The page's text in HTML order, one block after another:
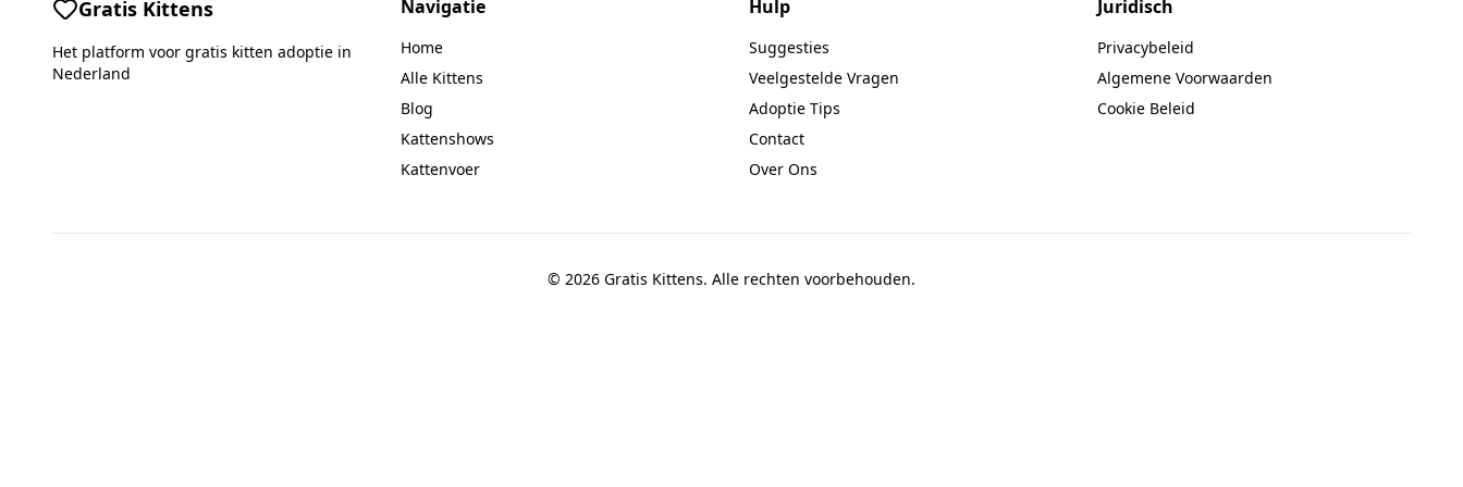
Gratis Kittens
Het platform voor gratis kitten adoptie in
Nederland
Navigatie
Home
Alle Kittens
Blog
Kattenshows
Kattenvoer
Hulp
Suggesties
Veelgestelde Vragen
Adoptie Tips
Contact
Over Ons
Juridisch
Privacybeleid
Algemene Voorwaarden
Cookie Beleid
© 2026 Gratis Kittens. Alle rechten voorbehouden.